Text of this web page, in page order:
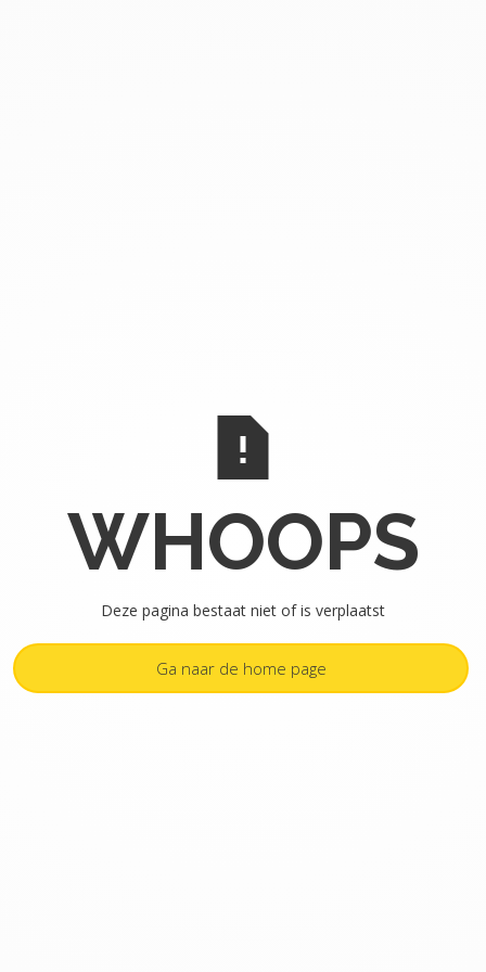
WHOOPS
Deze pagina bestaat niet of is verplaatst
Ga naar de home page